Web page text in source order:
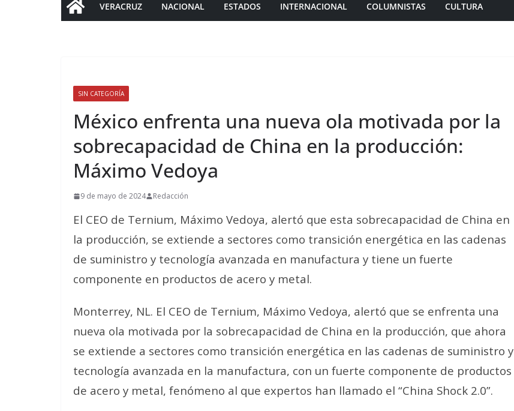
VERACRUZ NACIONAL ESTADOS INTERNACIONAL COLUMNISTAS CULTURA
SIN CATEGORÍA
México enfrenta una nueva ola motivada por la
sobrecapacidad de China en la producción:
Máximo Vedoya
9 de mayo de 2024 Redacción
El CEO de Ternium, Máximo Vedoya, alertó que esta sobrecapacidad de China en
la producción, se extiende a sectores como transición energética en las cadenas
de suministro y tecnología avanzada en manufactura y tiene un fuerte
componente en productos de acero y metal.
Monterrey, NL. El CEO de Ternium, Máximo Vedoya, alertó que se enfrenta una
nueva ola motivada por la sobrecapacidad de China en la producción, que ahora
se extiende a sectores como transición energética en las cadenas de suministro y
tecnología avanzada en la manufactura, con un fuerte componente de productos
de acero y metal, fenómeno al que expertos han llamado el “China Shock 2.0”.